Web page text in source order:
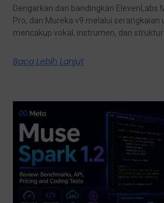
Dengarkan dan bandingkan ElevenLabs
Pro, dan Mureka v9 melalui serangkaian
mencakup vokal, instrumen, dan
Baca Lebih Lanjut